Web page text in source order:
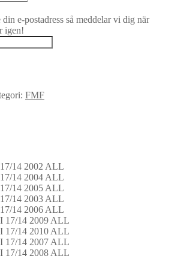
din e-postadress så meddelar vi dig när
igen!
FMF
14 2002 ALL
14 2004 ALL
14 2005 ALL
14 2003 ALL
14 2006 ALL
14 2009 ALL
14 2010 ALL
14 2007 ALL
14 2008 ALL